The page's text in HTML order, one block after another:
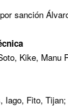
sanción
Kike, Manu
Iago, Fito,